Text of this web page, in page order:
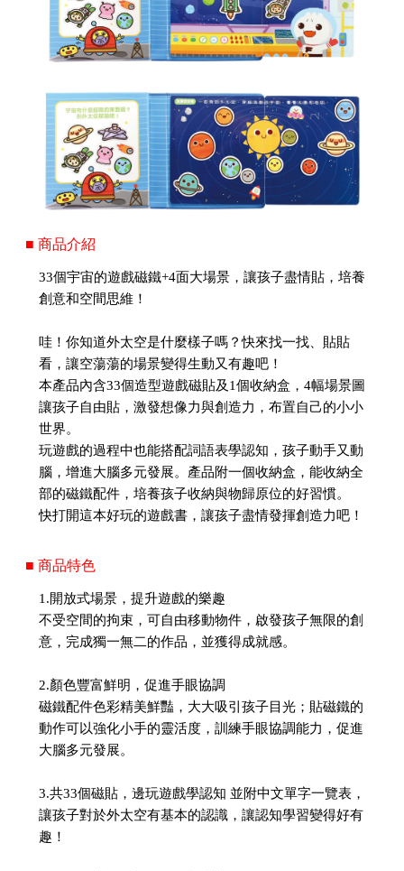
■ 商品介紹
33個宇宙的遊戲磁鐵+4面大場景，讓孩子盡情貼，培養
創意和空間思維！
哇！你知道外太空是什麼樣子嗎？快來找一找、貼貼
看，讓空蕩蕩的場景變得生動又有趣吧！
本產品內含33個造型遊戲磁貼及1個收納盒，4幅場景圖
讓孩子自由貼，激發想像力與創造力，布置自己的小小
世界。
玩遊戲的過程中也能搭配詞語表學認知，孩子動手又動
腦，增進大腦多元發展。產品附一個收納盒，能收納全
部的磁鐵配件，培養孩子收納與物歸原位的好習慣。
快打開這本好玩的遊戲書，讓孩子盡情發揮創造力吧！
■ 商品特色
1.開放式場景，提升遊戲的樂趣
不受空間的拘束，可自由移動物件，啟發孩子無限的創
意，完成獨一無二的作品，並獲得成就感。
2.顏色豐富鮮明，促進手眼協調
磁鐵配件色彩精美鮮豔，大大吸引孩子目光；貼磁鐵的
動作可以強化小手的靈活度，訓練手眼協調能力，促進
大腦多元發展。
3.共33個磁貼，邊玩遊戲學認知 並附中文單字一覽表，
讓孩子對於外太空有基本的認識，讓認知學習變得好有
趣！